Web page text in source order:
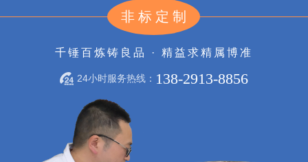
非标定制
千锤百炼铸良品 · 精益求精属博准
24小时服务热线： 138-2913-8856